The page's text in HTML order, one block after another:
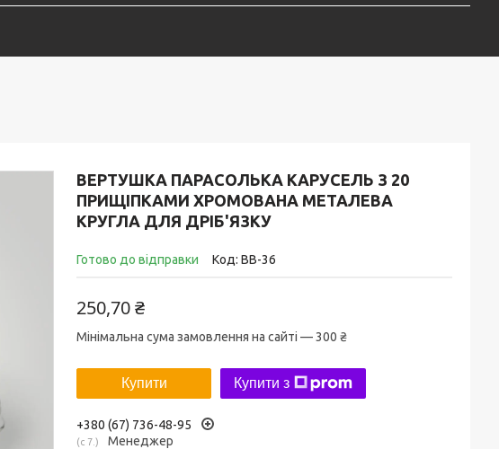
ВЕРТУШКА ПАРАСОЛЬКА КАРУСЕЛЬ З 20
ПРИЩІПКАМИ ХРОМОВАНА МЕТАЛЕВА
КРУГЛА ДЛЯ ДРІБ'ЯЗКУ
Готово до відправки Код: ВВ-36
250,70 ₴
Мінімальна сума замовлення на сайті — 300 ₴
Купити Купити з
+380 (67) 736-48-95
с 7. Менеджер